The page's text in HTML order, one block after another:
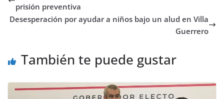
prisión preventiva
Desesperación por ayudar a niños bajo un alud en Villa
Guerrero
También te puede gustar